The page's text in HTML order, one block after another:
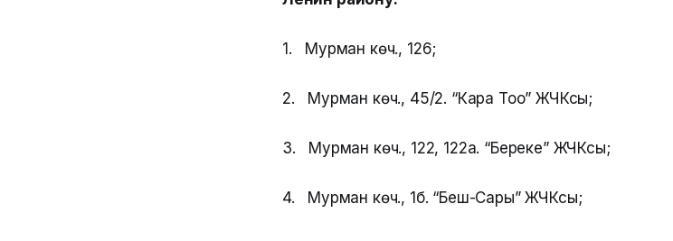
1. Мурман көч., 126;
2. Мурман көч., 45/2. “Кара Тоо” ЖЧКсы;
3. Мурман көч., 122, 122а. “Береке” ЖЧКсы;
4. Мурман көч., 1б. “Беш-Сары” ЖЧКсы;